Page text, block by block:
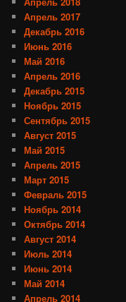
Апрель 2017
Декабрь 2016
Июнь 2016
Май 2016
Апрель 2016
Декабрь 2015
Ноябрь 2015
Сентябрь 2015
Август 2015
Май 2015
Апрель 2015
Март 2015
Февраль 2015
Ноябрь 2014
Октябрь 2014
Август 2014
Июль 2014
Июнь 2014
Май 2014
Апрель 2014